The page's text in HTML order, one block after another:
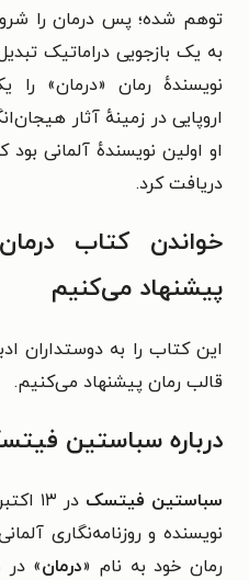
توهم شده؛ پس درمان را
به یک بازجویی دراماتیک
نویسندهٔ رمان «درمان» را
اروپایی در زمینهٔ آثار
او اولین نویسندهٔ آلمانی بود
دریافت کرد.
خواندن کتاب
پیشنهاد می‌کنیم
این کتاب را به دوستداران
قالب رمان پیشنهاد می‌کنیم.
درباره سباستین
سباستین فیتسک
نویسنده و روزنامه‌نگاری
رمان خود به نام «درمان» در